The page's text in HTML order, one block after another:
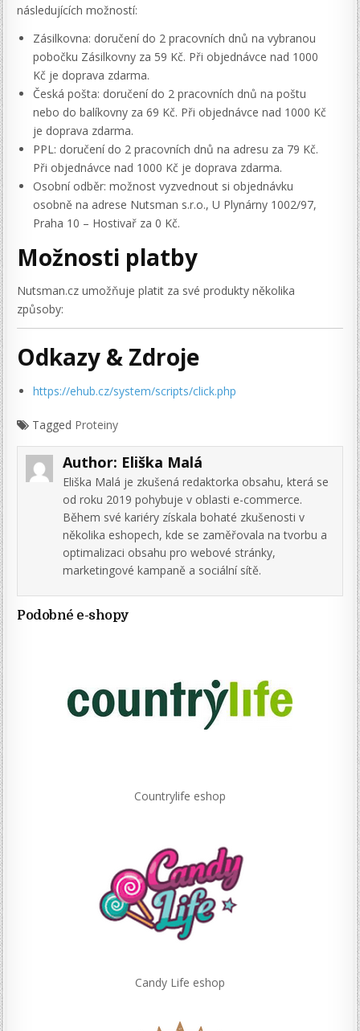
následujících možností:
Zásilkovna: doručení do 2 pracovních dnů na vybranou
pobočku Zásilkovny za 59 Kč. Při objednávce nad 1000
Kč je doprava zdarma.
Česká pošta: doručení do 2 pracovních dnů na poštu
nebo do balíkovny za 69 Kč. Při objednávce nad 1000 Kč
je doprava zdarma.
PPL: doručení do 2 pracovních dnů na adresu za 79 Kč.
Při objednávce nad 1000 Kč je doprava zdarma.
Osobní odběr: možnost vyzvednout si objednávku
osobně na adrese Nutsman s.r.o., U Plynárny 1002/97,
Praha 10 – Hostivař za 0 Kč.
Možnosti platby
Nutsman.cz umožňuje platit za své produkty několika
způsoby:
Odkazy & Zdroje
https://ehub.cz/system/scripts/click.php
Tagged Proteiny
Author: Eliška Malá
Eliška Malá je zkušená redaktorka obsahu, která se
od roku 2019 pohybuje v oblasti e-commerce.
Během své kariéry získala bohaté zkušenosti v
několika eshopech, kde se zaměřovala na tvorbu a
optimalizaci obsahu pro webové stránky,
marketingové kampaně a sociální sítě.
Podobné e-shopy
Countrylife eshop
Candy Life eshop